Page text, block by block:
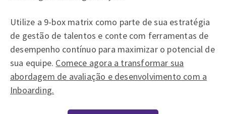
Utilize a 9-box matrix como parte de sua estratégia
de gestão de talentos e conte com ferramentas de
desempenho contínuo para maximizar o potencial de
sua equipe. Comece agora a transformar sua
abordagem de avaliação e desenvolvimento com a
Inboarding.